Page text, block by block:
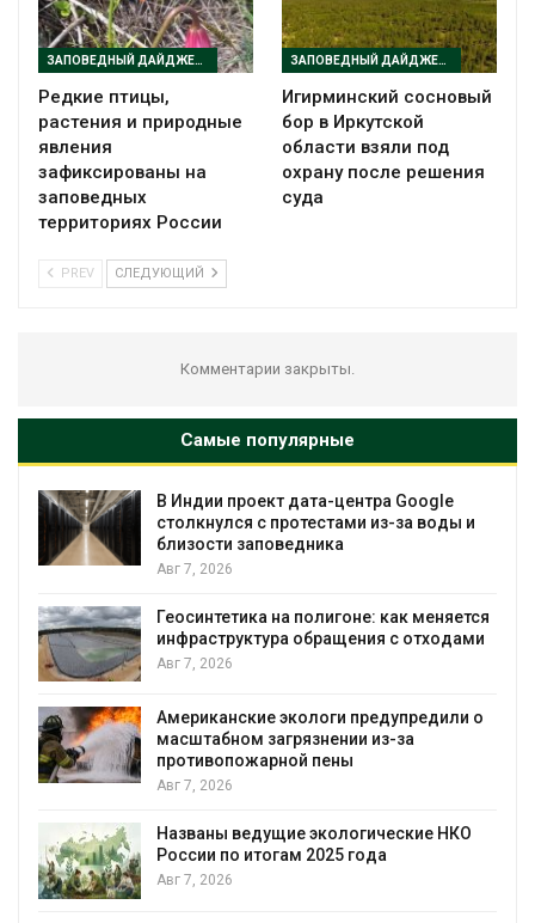
ЗАПОВЕДНЫЙ ДАЙДЖЕСТ
Редкие птицы,
растения и природные
явления
зафиксированы на
заповедных
территориях России
ЗАПОВЕДНЫЙ ДАЙДЖЕСТ
Игирминский сосновый
бор в Иркутской
области взяли под
охрану после решения
суда
PREV СЛЕДУЮЩИЙ
Комментарии закрыты.
Самые популярные
В Индии проект дата-центра Google
столкнулся с протестами из-за воды и
близости заповедника
Авг 7, 2026
Геосинтетика на полигоне: как меняется
инфраструктура обращения с отходами
Авг 7, 2026
Американские экологи предупредили о
масштабном загрязнении из-за
противопожарной пены
Авг 7, 2026
Названы ведущие экологические НКО
России по итогам 2025 года
Авг 7, 2026